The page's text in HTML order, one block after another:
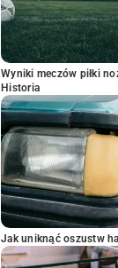
Wyniki meczów piłki
Historia
Jak uniknąć oszustw